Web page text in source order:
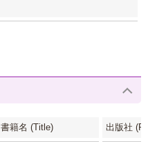
書籍名 (Title) 出版社